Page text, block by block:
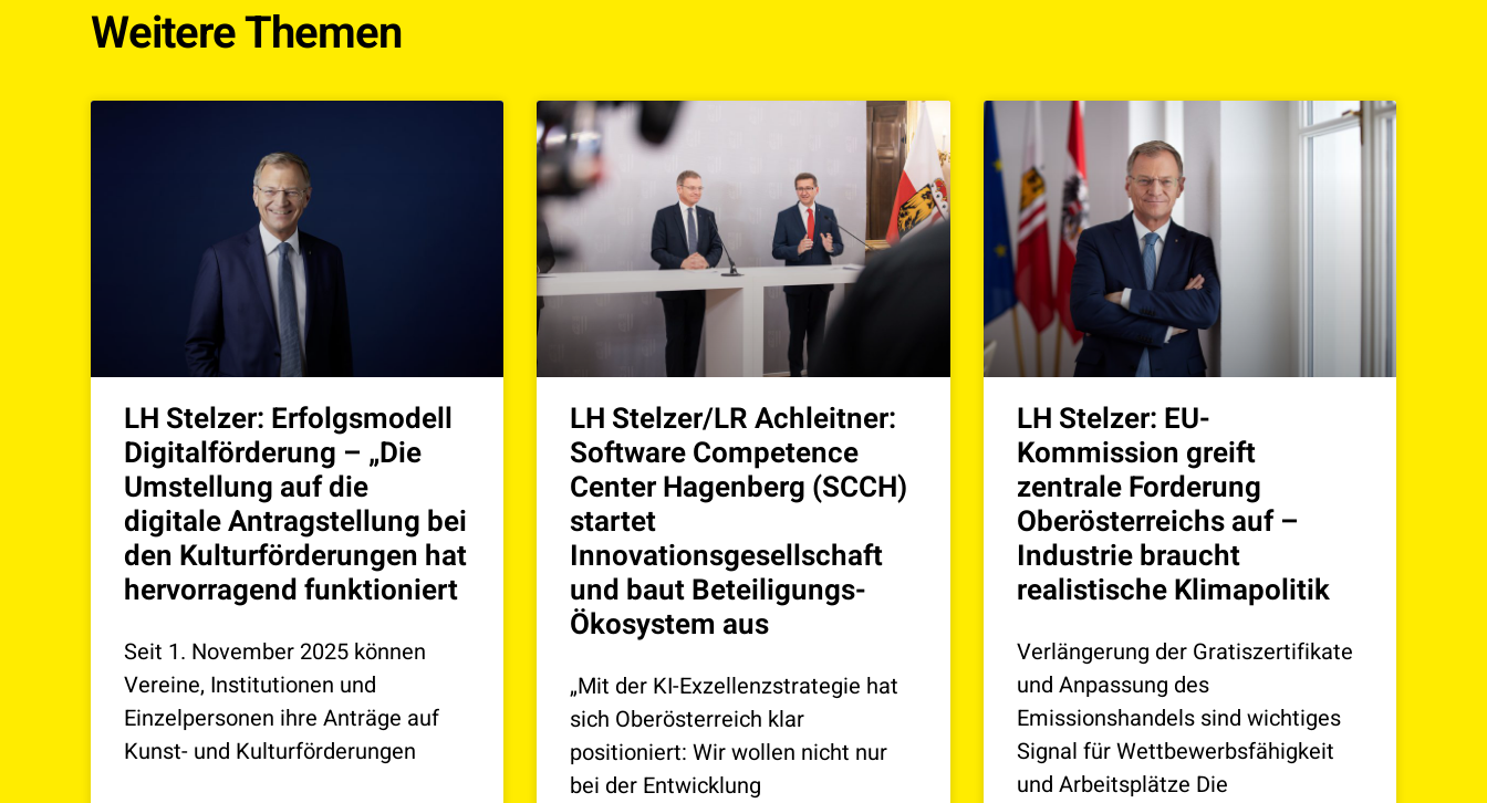
Weitere Themen
LH Stelzer: Erfolgsmodell
Digitalförderung – „Die
Umstellung auf die
digitale Antragstellung bei
den Kulturförderungen hat
hervorragend funktioniert
Seit 1. November 2025 können
Vereine, Institutionen und
Einzelpersonen ihre Anträge auf
Kunst- und Kulturförderungen
LH Stelzer/LR Achleitner:
Software Competence
Center Hagenberg (SCCH)
startet
Innovationsgesellschaft
und baut Beteiligungs-
Ökosystem aus
„Mit der KI-Exzellenzstrategie hat
sich Oberösterreich klar
positioniert: Wir wollen nicht nur
bei der Entwicklung
LH Stelzer: EU-
Kommission greift
zentrale Forderung
Oberösterreichs auf –
Industrie braucht
realistische Klimapolitik
Verlängerung der Gratiszertifikate
und Anpassung des
Emissionshandels sind wichtiges
Signal für Wettbewerbsfähigkeit
und Arbeitsplätze Die